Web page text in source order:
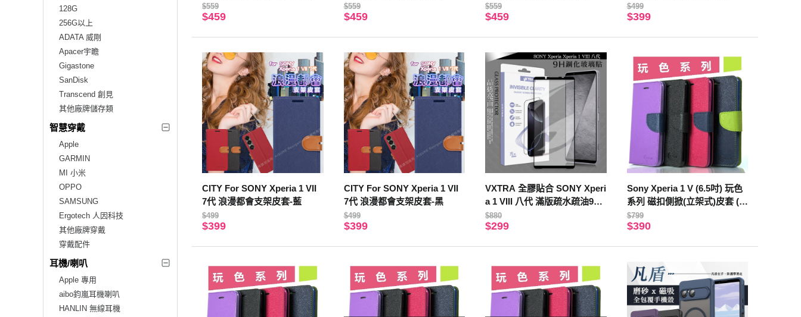
128G
256G以上
ADATA 威剛
Apacer宇瞻
Gigastone
SanDisk
Transcend 創見
其他廠牌儲存類
智慧穿戴
Apple
GARMIN
MI 小米
OPPO
SAMSUNG
Ergotech 人因科技
其他廠牌穿戴
穿戴配件
耳機/喇叭
Apple 專用
aibo鈞嵐耳機喇叭
HANLIN 無線耳機
$559
$459
$559
$459
$559
$459
$499
$399
CITY For SONY Xperia 1 VII
7代 浪漫都會支架皮套-藍
$499
$399
CITY For SONY Xperia 1 VII
7代 浪漫都會支架皮套-黑
$499
$399
VXTRA 全膠貼合 SONY Xperi
a 1 VIII 八代 滿版疏水疏油9H
鋼化頂級玻璃貼 保護貼(黑)
$880
$299
Sony Xperia 1 V (6.5吋) 玩色
系列 磁扣側掀(立架式)皮套 (黑
色)
$799
$390